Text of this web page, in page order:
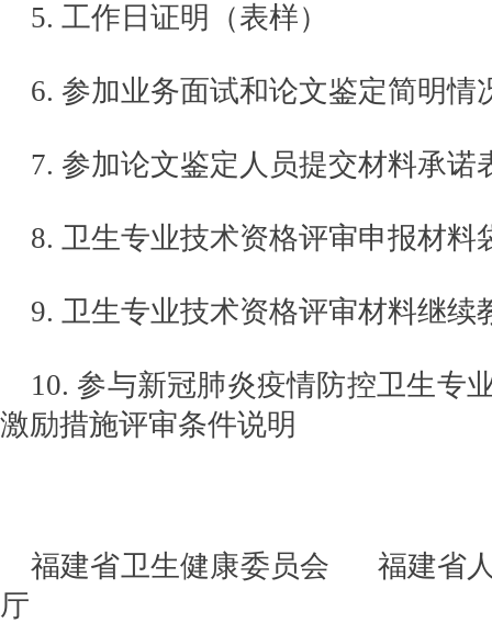
5. 工作日证明（表样）
6. 参加业务面试和论文鉴定简明情
7. 参加论文鉴定人员提交材料承诺
8. 卫生专业技术资格评审申报材料
9. 卫生专业技术资格评审材料继续
10. 参与新冠肺炎疫情防控卫生专
激励措施评审条件说明
福建省卫生健康委员会 福建省
厅